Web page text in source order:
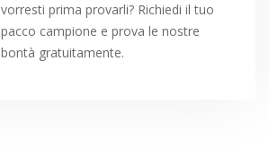
vorresti prima provarli? Richiedi il tuo
pacco campione e prova le nostre
bontà gratuitamente.